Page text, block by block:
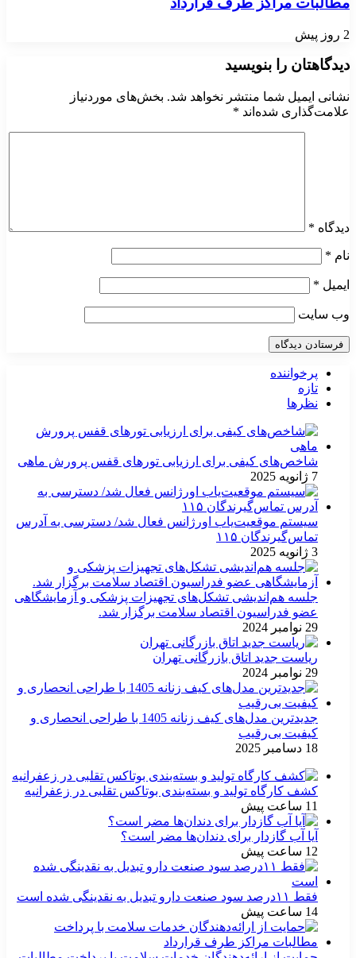
2 روز پیش
دیدگاهتان را بنویسید
نشانی ایمیل شما منتشر نخواهد شد. بخش‌های موردنیاز
علامت‌گذاری شده‌اند *
دیدگاه *
نام *
ایمیل *
وب‌ سایت
پرخواننده
تازه
نظرها
شاخص‌های کیفی برای ارزیابی تورهای قفس پرورش ماهی
7 ژانویه 2025
سیستم موقعیت‌یاب اورژانس فعال شد/ دسترسی به آدرس
تماس‌گیرندگان ۱۱۵
3 ژانویه 2025
جلسه هم‌اندیشی تشکل‌های تجهیزات پزشکی و آزمایشگاهی
عضو فدراسیون اقتصاد سلامت برگزار شد.
29 نوامبر 2024
ریاست جدید اتاق بازرگانی تهران
29 نوامبر 2024
جدیدترین مدل‌های کیف زنانه 1405 با طراحی انحصاری و
کیفیت بی‌رقیب
18 دسامبر 2025
کشف کارگاه تولید و بسته‌بندی بوتاکس تقلبی در زعفرانیه
11 ساعت پیش
آیا آب گازدار برای دندان‌ها مضر است؟
12 ساعت پیش
فقط ۱۱‌درصد سود صنعت دارو تبدیل به نقدینگی شده است
14 ساعت پیش